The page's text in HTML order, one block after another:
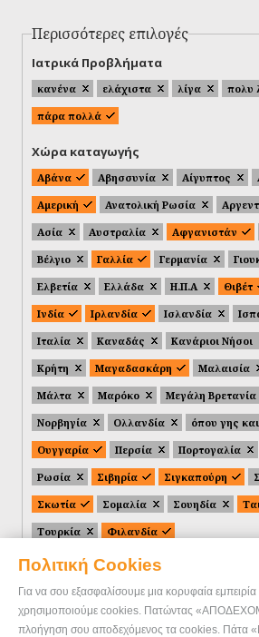
Πολιτική Cookies
Για να σου εξασφαλίσουμε μια κορυφαία
χρησιμοποιούμε cookies. Πατώντας
πλοήγηση σου αποδεχόμενος τα cookies.
Περισσότερες επιλογές
Ιατρικά Προβλήματα
κανένα ελάχιστα λίγα πολυ
πάρα πολλά
Χώρα καταγωγής
Αβάνα Αβησσυνία Αίγυπτος
Αμερική
Ανατολική Ρωσία
Ασία
Αυστραλία Αφγανιστάν
Βέλγιο
Γαλλία Γερμανία
Ελβετία
Ελλάδα Η.Π.Α Θιβέτ
Ινδία
Ιρλανδία Ισλανδία
Ιταλία
Καναδάς Κανάριοι Νήσοι
Κρήτη
Μαγαδασκάρη Μαλαισία
Μάλτα
Μαρόκο Μεγάλη Βρετανία
Νορβηγία
Ολλανδία
όπου γης
Ουγγαρία
Περσία Πορτογαλία
Ρωσία
Σιβηρία Σιγκαπούρη
Σκωτία
Σομαλία Σουηδία
Τουρκία
Φιλανδία